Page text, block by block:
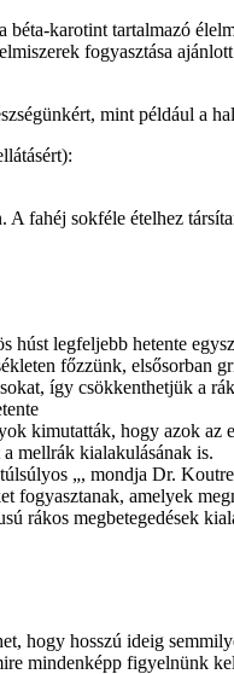
karotint tartalmazó
fogyasztása
mint például a
fahéj sokféle ételhez
húst legfeljebb hetente
főzzünk, elsősorban
így csökkenthetjük a
kimutatták, hogy azok
mellrák kialakulásának is.
„, mondja Dr.
fogyasztanak, amelyek
rákos megbetegedések
hogy hosszú ideig
mindenképp figyelnünk